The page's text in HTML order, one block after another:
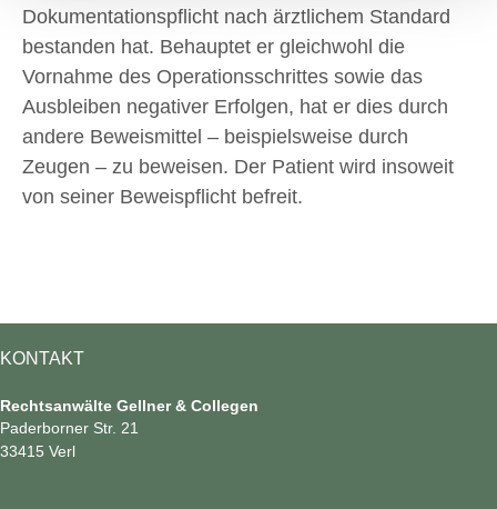
Dokumentationspflicht nach ärztlichem Standard
bestanden hat. Behauptet er gleichwohl die
Vornahme des Operationsschrittes sowie das
Ausbleiben negativer Erfolgen, hat er dies durch
andere Beweismittel – beispielsweise durch
Zeugen – zu beweisen. Der Patient wird insoweit
von seiner Beweispflicht befreit.
KONTAKT
Rechtsanwälte Gellner & Collegen
Paderborner Str. 21
33415 Verl